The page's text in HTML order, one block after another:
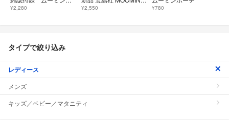
¥2,280 ¥2,550 ¥780
タイプで絞り込み
レディース
メンズ
キッズ／ベビー／マタニティ